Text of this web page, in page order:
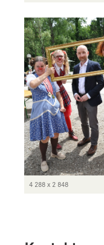
4 288 x 2 848